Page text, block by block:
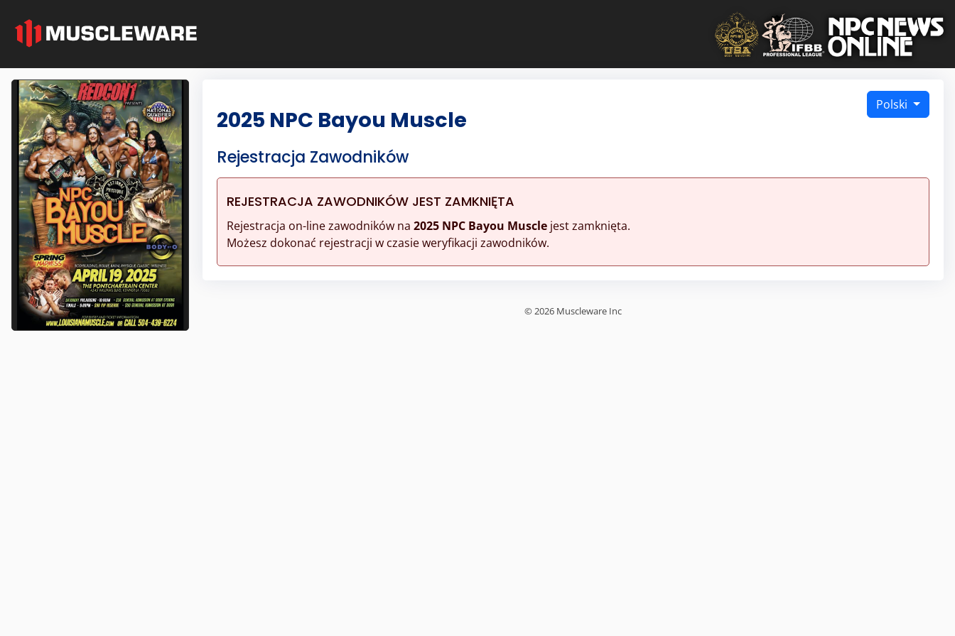
Polski
2025 NPC Bayou Muscle
Rejestracja Zawodników
REJESTRACJA ZAWODNIKÓW JEST ZAMKNIĘTA
Rejestracja on-line zawodników na 2025 NPC Bayou Musclejest zamknięta.
Możesz dokonać rejestracji w czasie weryfikacji zawodników.
© 2026 Muscleware Inc